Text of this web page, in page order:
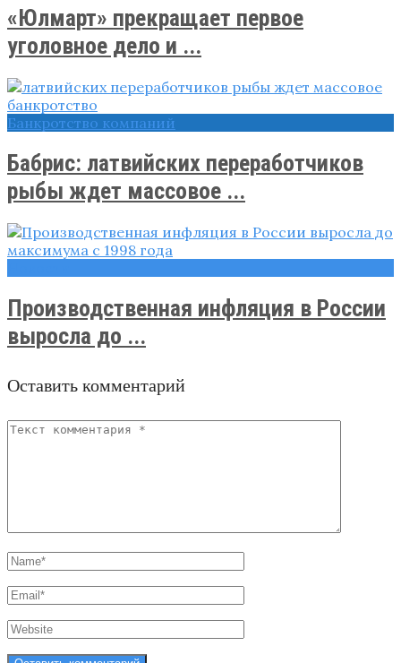
«Юлмарт» прекращает первое
уголовное дело и ...
Банкротство компаний
Бабрис: латвийских переработчиков
рыбы ждет массовое ...
Производственная инфляция в России
выросла до ...
Оставить комментарий